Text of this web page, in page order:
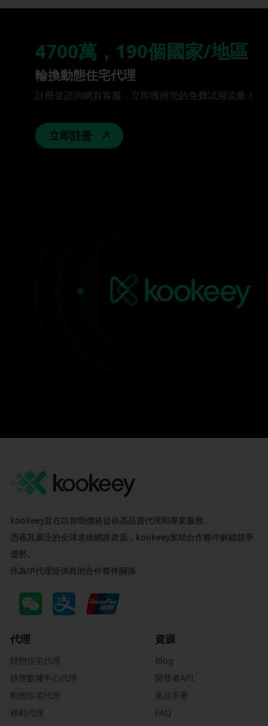
4700萬，190個國家/地區
輪換動態住宅代理
註冊並諮詢網頁客服，立即獲得您的免費試用流量！
立即註冊
kookeey旨在以智能價格提供高品質代理和專業服務。
憑藉其廣泛的全球道德網路資源，kookeey幫助合作夥伴解鎖競爭
優勢。
作為IP代理提供商的合作夥伴關係
代理
靜態住宅代理
靜態數據中心代理
動態住宅代理
移動代理
資源
Blog
開發者API
產品手冊
FAQ